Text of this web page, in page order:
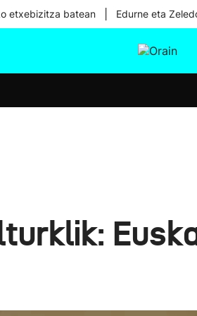
etxebizitza batean Edurne eta